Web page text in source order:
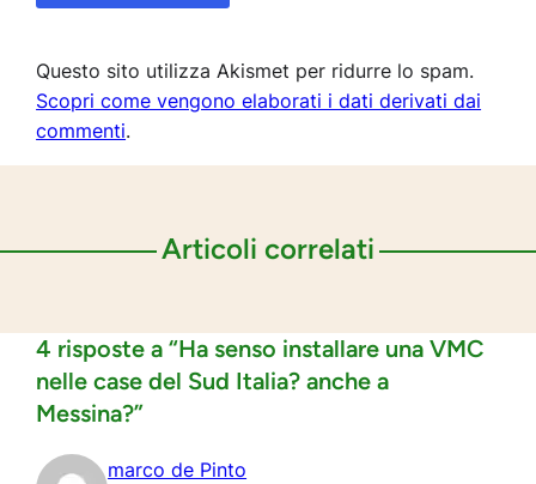
Questo sito utilizza Akismet per ridurre lo spam.
Scopri come vengono elaborati i dati derivati dai
commenti.
Articoli correlati
4 risposte a “Ha senso installare una VMC
nelle case del Sud Italia? anche a
Messina?”
marco de Pinto